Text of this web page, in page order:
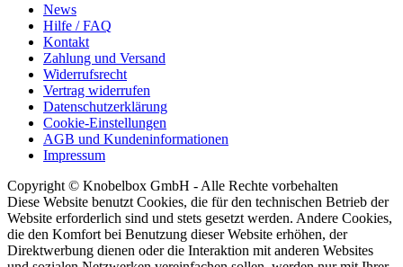
News
Hilfe / FAQ
Kontakt
Zahlung und Versand
Widerrufsrecht
Vertrag widerrufen
Datenschutzerklärung
Cookie-Einstellungen
AGB und Kundeninformationen
Impressum
Copyright © Knobelbox GmbH - Alle Rechte vorbehalten
Diese Website benutzt Cookies, die für den technischen Betrieb der
Website erforderlich sind und stets gesetzt werden. Andere Cookies,
die den Komfort bei Benutzung dieser Website erhöhen, der
Direktwerbung dienen oder die Interaktion mit anderen Websites